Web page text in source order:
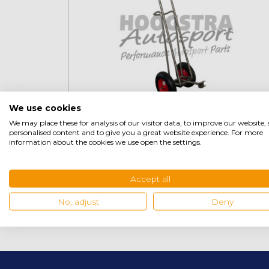
Paddock sprinter de Bok
€374,90 +
We use cookies
We may place these for analysis of our visitor data, to improve our website,
personalised content and to give you a great website experience. For more
information about the cookies we use open the settings.
Accept all
No, adjust Deny